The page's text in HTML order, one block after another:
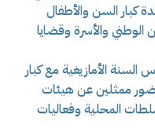
كبار السن والأطفال
الوطني والأسرة وقضايا
الأمازيغية مع كبار
ممثلين عن هيئات
المحلية وفعاليات